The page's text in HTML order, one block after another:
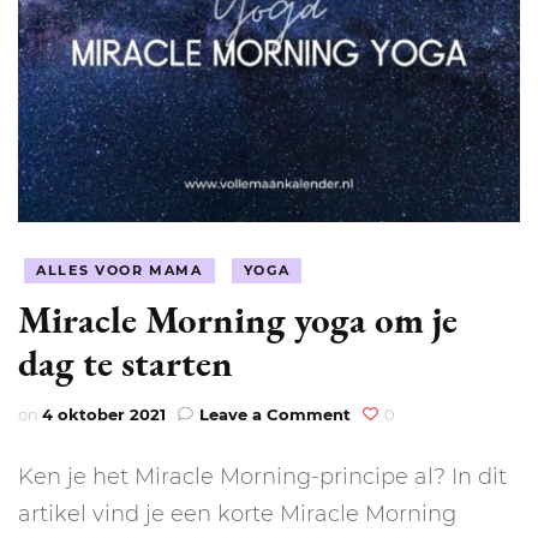
ALLES VOOR MAMA YOGA
Miracle Morning yoga om je
dag te starten
on 4 oktober 2021 Leave a Comment on
yoga
om
0
Ken je het Miracle Morning-principe al? In dit
artikel vind je een korte Miracle Morning